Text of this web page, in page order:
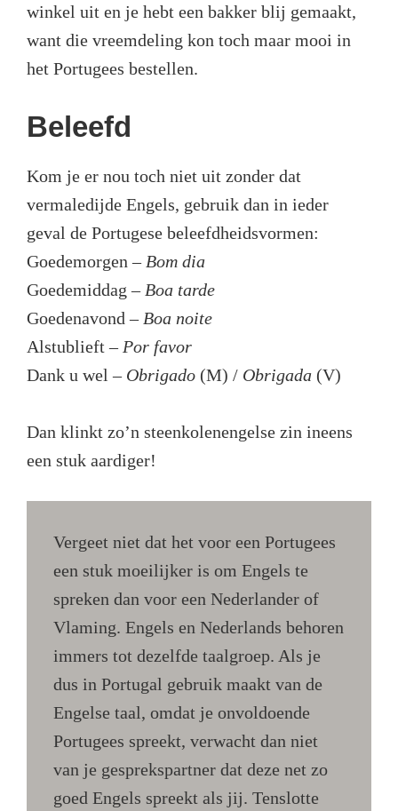
winkel uit en je hebt een bakker blij gemaakt,
want die vreemdeling kon toch maar mooi in
het Portugees bestellen.
Beleefd
Kom je er nou toch niet uit zonder dat
vermaledijde Engels, gebruik dan in ieder
geval de Portugese beleefdheidsvormen:
Goedemorgen – Bom dia
Goedemiddag – Boa tarde
Goedenavond – Boa noite
Alstublieft – Por favor
Dank u wel – Obrigado (M) / Obrigada (V)
Dan klinkt zo’n steenkolenengelse zin ineens
een stuk aardiger!
Vergeet niet dat het voor een Portugees
een stuk moeilijker is om Engels te
spreken dan voor een Nederlander of
Vlaming. Engels en Nederlands behoren
immers tot dezelfde taalgroep. Als je
dus in Portugal gebruik maakt van de
Engelse taal, omdat je onvoldoende
Portugees spreekt, verwacht dan niet
van je gesprekspartner dat deze net zo
goed Engels spreekt als jij. Tenslotte